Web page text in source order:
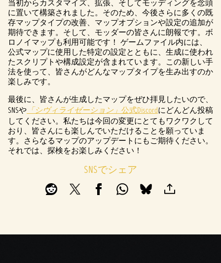
当初からカスタマイズ、拡張、そしてモッディングを念頭
に置いて構築されました。そのため、今後さらに多くの既
存マップタイプの改善、マップオプションや設定の追加が
期待できます。そして、モッダーの皆さんに朗報です。ボ
ロノイマップも利用可能です！ ゲームファイル内には、
公式マップに使用した特定の設定とともに、生成に使われ
たスクリプトや構成設定が含まれています。この新しい手
法を使って、皆さんがどんなマップタイプを生み出すのか
楽しみです。
最後に、皆さんが生成したマップをぜひ拝見したいので、
SNSや 「シヴィライゼーション」 公式Discordにどんどん投稿
してください。私たちは今回の変更にとてもワクワクして
おり、皆さんにも楽しんでいただけることを願っていま
す。さらなるマップのアップデートにもご期待ください。
それでは、探検をお楽しみください！
SNSでシェア